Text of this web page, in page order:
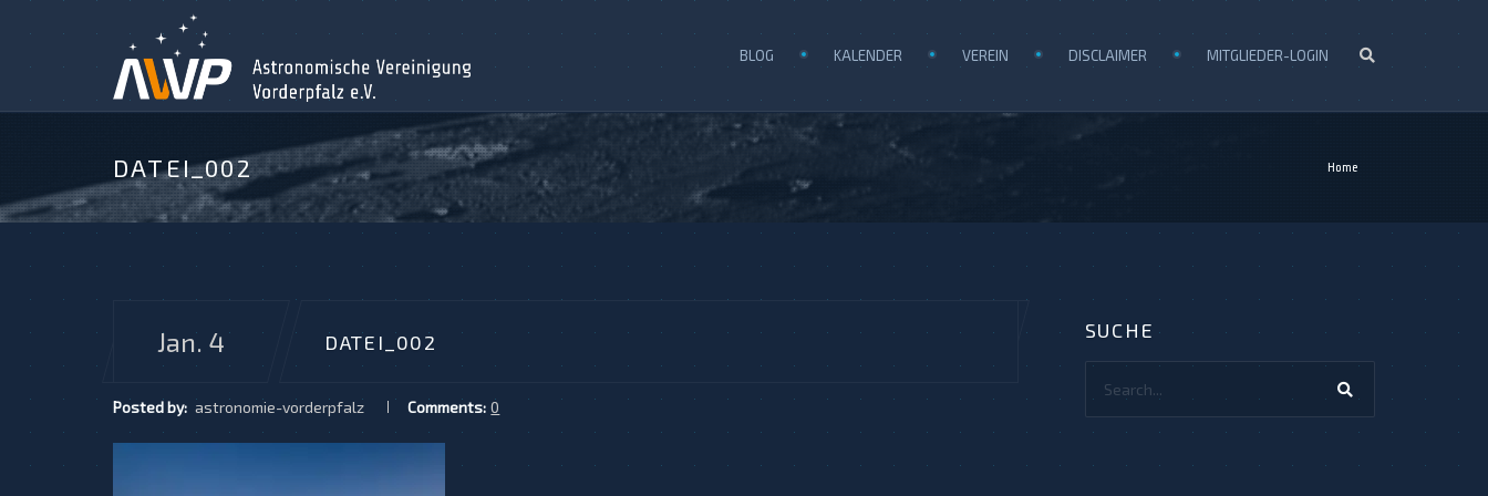
BLOG KALENDER VEREIN DISCLAIMER MITGLIEDER-LOGIN
DATEI_002 Home
Jan. 4 DATEI_002
Posted by: astronomie-vorderpfalz Comments: 0
SUCHE
Search...